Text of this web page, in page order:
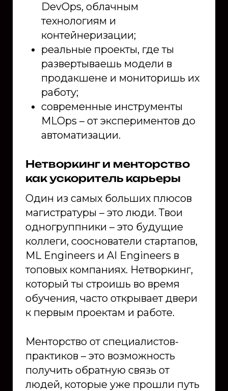
DevOps, облачным
технологиям и
контейнеризации;
реальные проекты, где ты
развертываешь модели в
продакшене и мониторишь их
работу;
современные инструменты
MLOps – от экспериментов до
автоматизации.
Нетворкинг и менторство
как ускоритель карьеры
Один из самых больших плюсов
магистратуры – это люди. Твои
одногруппники – это будущие
коллеги, сооснователи стартапов,
ML Engineers и AI Engineers в
топовых компаниях. Нетворкинг,
который ты строишь во время
обучения, часто открывает двери
к первым проектам и работе.
Менторство от специалистов-
практиков – это возможность
получить обратную связь от
людей, которые уже прошли путь